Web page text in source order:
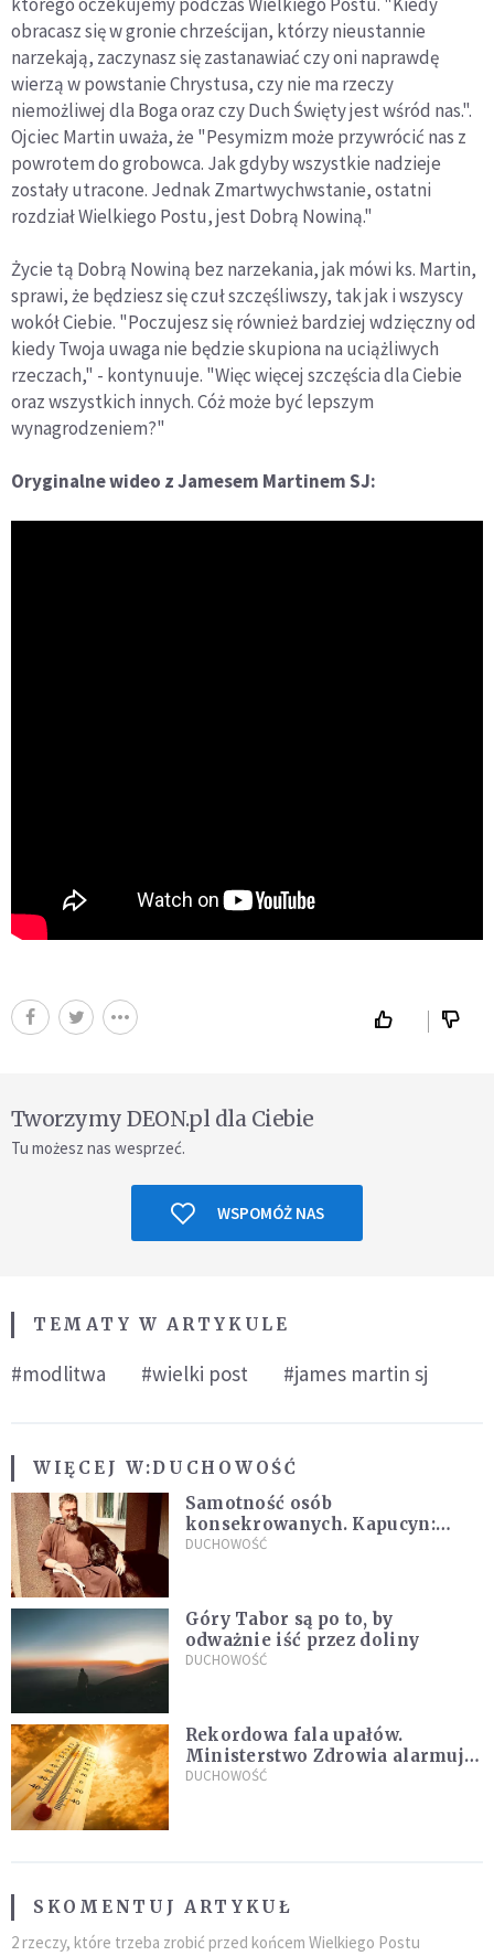
obracasz się w gronie chrześcijan, którzy nieustannie
narzekają, zaczynasz się zastanawiać czy oni naprawdę
wierzą w powstanie Chrystusa, czy nie ma rzeczy
niemożliwej dla Boga oraz czy Duch Święty jest wśród nas.".
Ojciec Martin uważa, że "Pesymizm może przywrócić nas z
powrotem do grobowca. Jak gdyby wszystkie nadzieje
zostały utracone. Jednak Zmartwychwstanie, ostatni
rozdział Wielkiego Postu, jest Dobrą Nowiną."
Życie tą Dobrą Nowiną bez narzekania, jak mówi ks. Martin,
sprawi, że będziesz się czuł szczęśliwszy, tak jak i wszyscy
wokół Ciebie. "Poczujesz się również bardziej wdzięczny od
kiedy Twoja uwaga nie będzie skupiona na uciążliwych
rzeczach," - kontynuuje. "Więc więcej szczęścia dla Ciebie
oraz wszystkich innych. Cóż może być lepszym
wynagrodzeniem?"
Oryginalne wideo z Jamesem Martinem SJ:
Tworzymy DEON.pl dla Ciebie
Tu możesz nas wesprzeć.
WSPOMÓŻ NAS
TEMATY W ARTYKULE
#modlitwa #wielki post #james martin sj
WIĘCEJ W:DUCHOWOŚĆ
Samotność osób
konsekrowanych. Kapucyn:
Życie w pojedynkę rzadko jest
DUCHOWOŚĆ
Góry Tabor są po to, by
odważnie iść przez doliny
DUCHOWOŚĆ
Rekordowa fala upałów.
Ministerstwo Zdrowia alarmuje
po doświadczeniach z czerwca
DUCHOWOŚĆ
SKOMENTUJ ARTYKUŁ
2 rzeczy, które trzeba zrobić przed końcem Wielkiego Postu